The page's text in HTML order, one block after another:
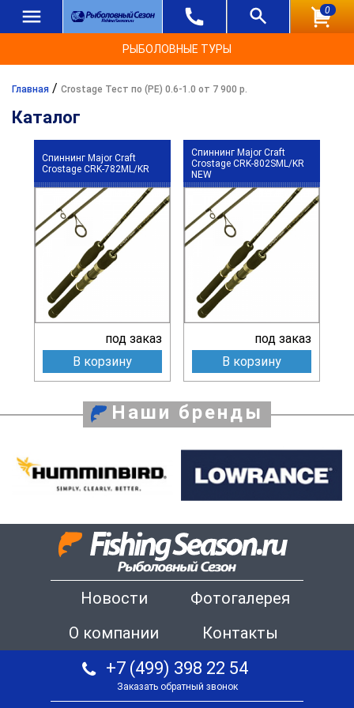
0
РЫБОЛОВНЫЕ ТУРЫ
Главная / Crostage Тест по (РЕ) 0.6-1.0 от 7 900 р.
Каталог
Спиннинг Major Craft
Crostage CRK-782ML/KR
под заказ
В корзину
Спиннинг Major Craft
Crostage CRK-802SML/KR
NEW
под заказ
В корзину
Наши бренды
Новости
Фотогалерея
О компании
Контакты
+7 (499) 398 22 54
Заказать обратный звонок